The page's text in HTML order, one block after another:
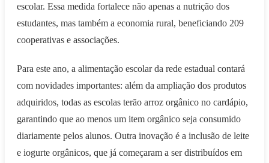
escolar. Essa medida fortalece não apenas a nutrição dos
estudantes, mas também a economia rural, beneficiando 209
cooperativas e associações.
Para este ano, a alimentação escolar da rede estadual contará
com novidades importantes: além da ampliação dos produtos
adquiridos, todas as escolas terão arroz orgânico no cardápio,
garantindo que ao menos um item orgânico seja consumido
diariamente pelos alunos. Outra inovação é a inclusão de leite
e iogurte orgânicos, que já começaram a ser distribuídos em